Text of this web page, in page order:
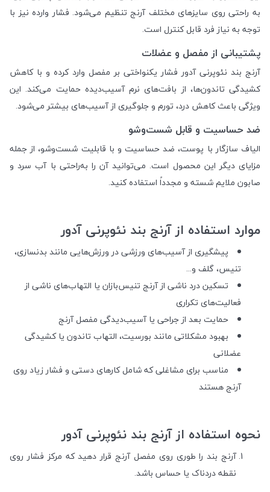
به راحتی روی سایزهای مختلف آرنج تنظیم می‌شود. فشار وارده نیز با
توجه به نیاز فرد قابل کنترل است.
پشتیبانی از مفصل و عضلات
آرنج بند نئوپرنی آدور فشار یکنواختی بر مفصل وارد کرده و با کاهش
کشیدگی تاندون‌ها، از بافت‌های نرم آسیب‌دیده حمایت می‌کند. این
ویژگی باعث کاهش درد، تورم و جلوگیری از آسیب‌های بیشتر می‌شود.
ضد حساسیت و قابل شست‌وشو
الیاف سازگار با پوست، ضد حساسیت و با قابلیت شست‌وشو، از جمله
مزایای دیگر این محصول است. می‌توانید آن را به‌راحتی با آب سرد و
صابون ملایم شسته و مجدداً استفاده کنید.
موارد استفاده از آرنج بند نئوپرنی آدور
پیشگیری از آسیب‌های ورزشی در ورزش‌هایی مانند بدنسازی،
تنیس، گلف و...
تسکین درد ناشی از آرنج تنیس‌بازان یا التهاب‌های ناشی از
فعالیت‌های تکراری
حمایت بعد از جراحی یا آسیب‌دیدگی مفصل آرنج
بهبود مشکلاتی مانند بورسیت، التهاب تاندون یا کشیدگی
عضلانی
مناسب برای مشاغلی که شامل کارهای دستی و فشار زیاد روی
آرنج هستند
نحوه استفاده از آرنج بند نئوپرنی آدور
آرنج بند را طوری روی مفصل آرنج قرار دهید که مرکز فشار روی
نقطه دردناک یا حساس باشد.